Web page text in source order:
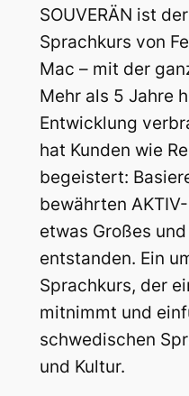
SOUVERÄN ist
Sprachkurs von
Mac – mit der
Mehr als 5 Jahre
Entwicklung
hat Kunden wie
begeistert:
bewährten
etwas Großes
entstanden. Ein
Sprachkurs, der
mitnimmt und
schwedischen
und Kultur.